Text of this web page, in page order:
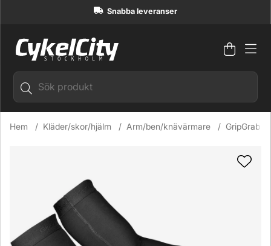
Snabba leveranser
Antal i
.
Hem Kläder/skor/hjälm Arm/ben/knävärmare GripGrab
Produktbilder GripGrab PACR Spring-Autumn Arm